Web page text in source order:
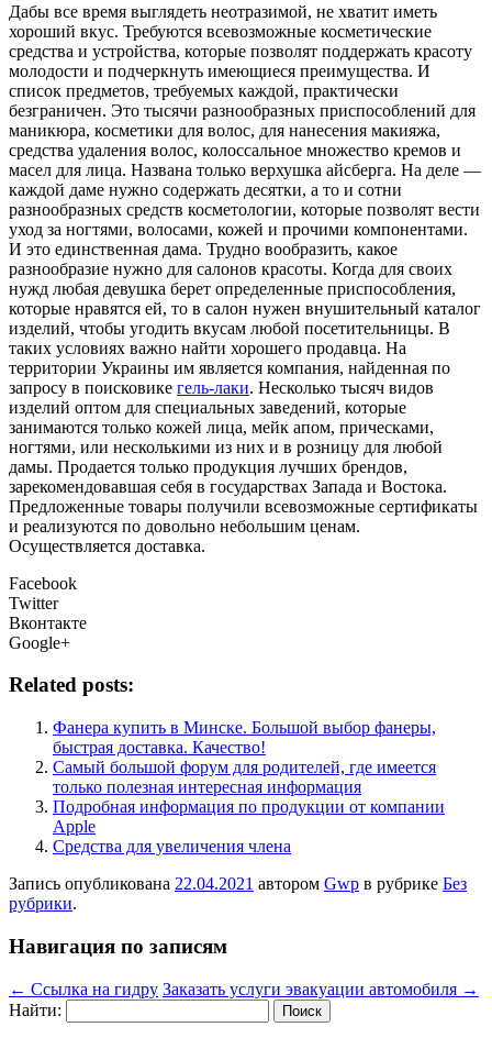
Дaбы всe время выглядеть неотразимой, не хватит иметь
хороший вкус. Требуются всевозможные косметические
средства и устройства, которые позволят поддержать красоту
молодости и подчеркнуть имеющиеся преимущества. И
список предметов, требуемых каждой, практически
безграничен. Это тысячи разнообразных приспособлений для
маникюра, косметики для волос, для нанесения макияжа,
средства удаления волос, колоссальное множество кремов и
масел для лица. Названа только верхушка айсберга. На деле —
каждой даме нужно содержать десятки, а то и сотни
разнообразных средств косметологии, которые позволят вести
уход за ногтями, волосами, кожей и прочими компонентами.
И это единственная дама. Трудно вообразить, какое
разнообразие нужно для салонов красоты. Когда для своих
нужд любая девушка берет определенные приспособления,
которые нравятся ей, то в салон нужен внушительный каталог
изделий, чтобы угодить вкусам любой посетительницы. В
таких условиях важно найти хорошего продавца. На
территории Украины им является компания, найденная по
запросу в поисковике гель-лаки. Несколько тысяч видов
изделий оптом для специальных заведений, которые
занимаются только кожей лица, мейк апом, прическами,
ногтями, или несколькими из них и в розницу для любой
дамы. Продается только продукция лучших брендов,
зарекомендовавшая себя в государствах Запада и Востока.
Предложенные товары получили всевозможные сертификаты
и реализуются по довольно небольшим ценам.
Осуществляется доставка.
Facebook
Twitter
Вконтакте
Google+
Related posts:
Фанера купить в Минске. Большой выбор фанеры,
быстрая доставка. Качество!
Самый большой форум для родителей, где имеется
только полезная интересная информация
Подробная информация по продукции от компании
Apple
Средства для увеличения члена
Запись опубликована 22.04.2021 автором Gwp в рубрике Без
рубрики.
Навигация по записям
← Ссылка на гидру Заказать услуги эвакуации автомобиля →
Найти: